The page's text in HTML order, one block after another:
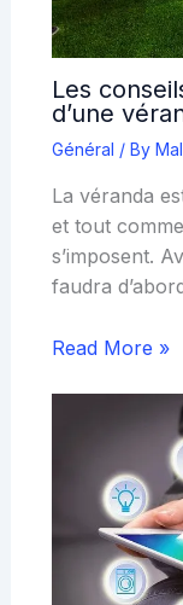
Les
d’une
Général / By
La véranda
et tout
s’imposent.
faudra
Read More »